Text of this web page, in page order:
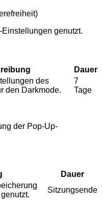
genutzt.
Dauer
des
den Darkmode.
7
Tage
der Pop-Up-
Dauer
Sitzungsende